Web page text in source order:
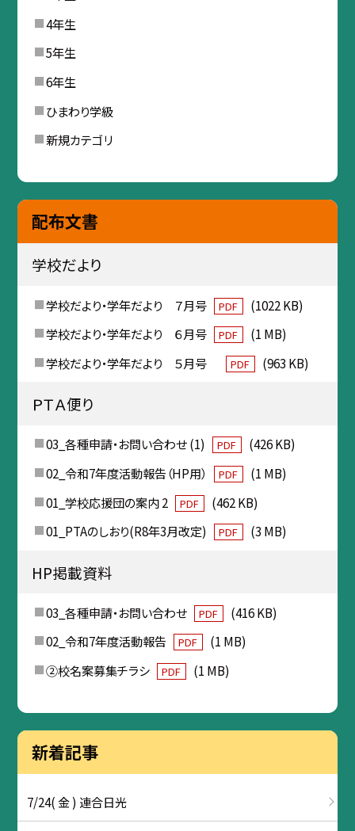
4年生
5年生
6年生
ひまわり学級
新規カテゴリ
配布文書
学校だより
学校だより・学年だより ７月号 PDF
(1022 KB)
学校だより・学年だより ６月号
PDF
(1 MB)
学校だより・学年だより ５月号
PDF (963 KB)
ＰＴＡ便り
03_各種申請・お問い合わせ (1) PDF
(426 KB)
02_令和7年度活動報告（HP用）
PDF
(1 MB)
01_学校応援団の案内 2
PDF
(462 KB)
01_PTAのしおり(R8年3月改定)
PDF (3 MB)
HP掲載資料
03_各種申請・お問い合わせ PDF
(416 KB)
02_令和7年度活動報告
PDF
(1 MB)
②校名案募集チラシ
PDF (1 MB)
新着記事
7/24( 金 ) 連合日光